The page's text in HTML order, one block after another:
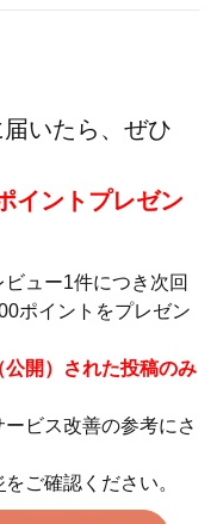
いたら、ぜひ
イントプレゼン
ュー1件につき次回
ポイントをプレゼン
開）された投稿のみ
ビス改善の参考にさ
をご確認ください。